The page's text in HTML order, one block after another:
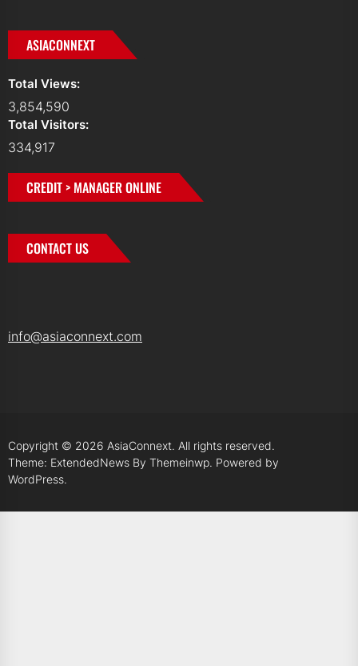
ASIACONNEXT
Total Views:
3,854,590
Total Visitors:
334,917
CREDIT > MANAGER ONLINE
CONTACT US
info@asiaconnext.com
Copyright © 2026 AsiaConnext. All rights reserved.
Theme: ExtendedNews By Themeinwp. Powered by
WordPress.